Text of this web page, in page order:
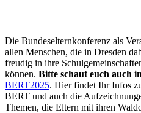
Die Bundeselternkonferenz als
allen Menschen, die in Dresden
freudig in ihre
können. Bitte schaut euch auch
BERT2025. Hier findet Ihr Infos
BERT und auch die
Themen, die Eltern mit ihren